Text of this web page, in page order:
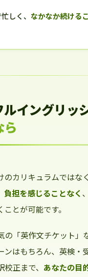
しく、 なかなか続ける
ルイングリッ
ら
カリキュラムではなく
負担を感じることなく
とが可能です。
の「英作文チケット」
ンはもちろん、英検・
正まで、 あなたの目